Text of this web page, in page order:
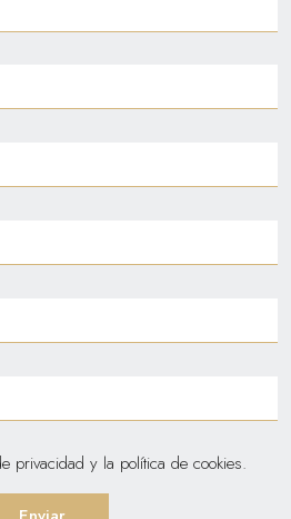
privacidad y la política de cookies.